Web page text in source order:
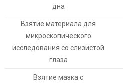
дна
Взятие материала для
микроскопического
исследования со слизистой
глаза
Взятие мазка с